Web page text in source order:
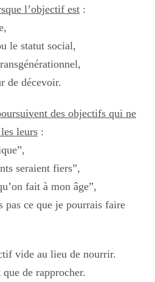
l’objectif est :
le statut social,
de décevoir.
des objectifs qui ne
leurs :
seraient fiers”,
fait à mon âge”,
pas ce que je pourrais faire
vide au lieu de nourrir.
de rapprocher.